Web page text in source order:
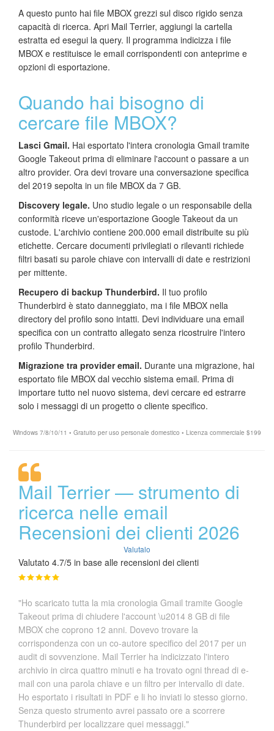
A questo punto hai file MBOX grezzi sul disco rigido senza
capacità di ricerca. Apri Mail Terrier, aggiungi la cartella
estratta ed esegui la query. Il programma indicizza i file
MBOX e restituisce le email corrispondenti con anteprime e
opzioni di esportazione.
Quando hai bisogno di
cercare file MBOX?
Lasci Gmail. Hai esportato l'intera cronologia Gmail tramite
Google Takeout prima di eliminare l'account o passare a un
altro provider. Ora devi trovare una conversazione specifica
del 2019 sepolta in un file MBOX da 7 GB.
Discovery legale. Uno studio legale o un responsabile della
conformità riceve un'esportazione Google Takeout da un
custode. L'archivio contiene 200.000 email distribuite su più
etichette. Cercare documenti privilegiati o rilevanti richiede
filtri basati su parole chiave con intervalli di date e restrizioni
per mittente.
Recupero di backup Thunderbird. Il tuo profilo
Thunderbird è stato danneggiato, ma i file MBOX nella
directory del profilo sono intatti. Devi individuare una email
specifica con un contratto allegato senza ricostruire l'intero
profilo Thunderbird.
Migrazione tra provider email. Durante una migrazione, hai
esportato file MBOX dal vecchio sistema email. Prima di
importare tutto nel nuovo sistema, devi cercare ed estrarre
solo i messaggi di un progetto o cliente specifico.
Windows 7/8/10/11 • Gratuito per uso personale domestico • Licenza commerciale $199
Mail Terrier — strumento di
ricerca nelle email
Recensioni dei clienti 2026
Valutalo
Valutato 4.7/5 in base alle recensioni dei clienti
"Ho scaricato tutta la mia cronologia Gmail tramite Google
Takeout prima di chiudere l'account \u2014 8 GB di file
MBOX che coprono 12 anni. Dovevo trovare la
corrispondenza con un co-autore specifico del 2017 per un
audit di sovvenzione. Mail Terrier ha indicizzato l'intero
archivio in circa quattro minuti e ha trovato ogni thread di e-
mail con una parola chiave e un filtro per intervallo di date.
Ho esportato i risultati in PDF e li ho inviati lo stesso giorno.
Senza questo strumento avrei passato ore a scorrere
Thunderbird per localizzare quei messaggi."